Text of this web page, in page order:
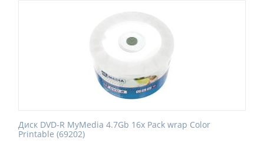
Диск DVD-R MyMedia 4.7Gb 16x Pack wrap Color
Printable (69202)